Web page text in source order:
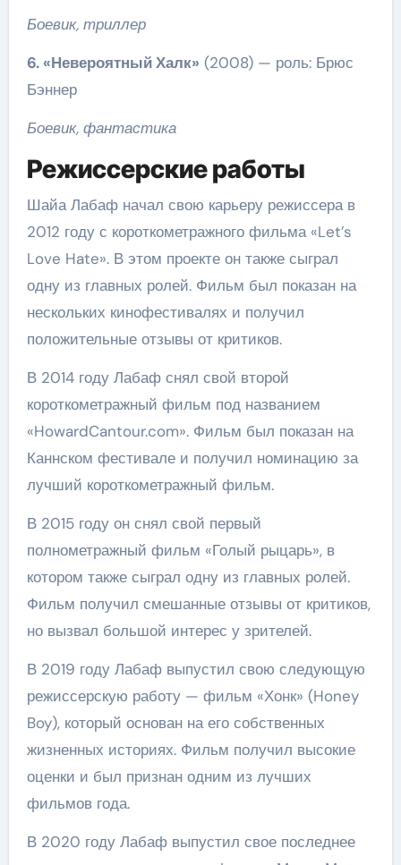
Боевик, триллер
6. «Невероятный Халк» (2008) — роль: Брюс
Бэннер
Боевик, фантастика
Режиссерские работы
Шайа Лабаф начал свою карьеру режиссера в
2012 году с короткометражного фильма «Let’s
Love Hate». В этом проекте он также сыграл
одну из главных ролей. Фильм был показан на
нескольких кинофестивалях и получил
положительные отзывы от критиков.
В 2014 году Лабаф снял свой второй
короткометражный фильм под названием
«HowardCantour.com». Фильм был показан на
Каннском фестивале и получил номинацию за
лучший короткометражный фильм.
В 2015 году он снял свой первый
полнометражный фильм «Голый рыцарь», в
котором также сыграл одну из главных ролей.
Фильм получил смешанные отзывы от критиков,
но вызвал большой интерес у зрителей.
В 2019 году Лабаф выпустил свою следующую
режиссерскую работу — фильм «Хонк» (Honey
Boy), который основан на его собственных
жизненных историях. Фильм получил высокие
оценки и был признан одним из лучших
фильмов года.
В 2020 году Лабаф выпустил свое последнее